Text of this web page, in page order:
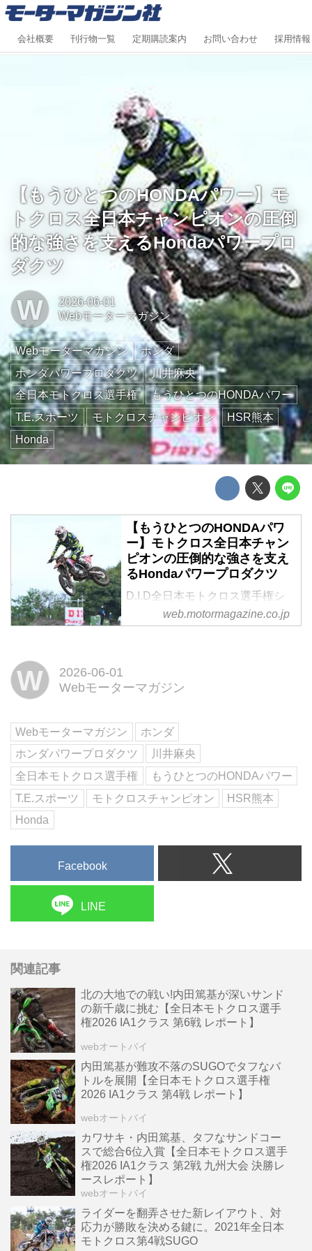
会社概要 刊行物一覧 定期購読案内 お問い合わせ 採用情報
【もうひとつのHONDAパワー】モ
トクロス全日本チャンピオンの圧倒
的な強さを支えるHondaパワープロ
ダクツ
W
2026-06-01
Webモーターマガジン
Webモーターマガジン
ホンダ
ホンダパワープロダクツ
川井麻央
全日本モトクロス選手権
もうひとつのHONDAパワー
T.E.スポーツ
モトクロスチャンピオン
HSR熊本
Honda
【もうひとつのHONDAパワ
ー】モトクロス全日本チャン
ピオンの圧倒的な強さを支え
るHondaパワープロダクツ
D.I.D全日本モトクロス選手権シ
リーズ レディースクラスを長く
勝ち続けているチャンピオンが川
な女王の強さを支え続けているの
Hondaパワープロダクツなのであ
る...
web.motormagazine.co.jp
W
2026-06-01
Webモーターマガジン
Webモーターマガジン
ホンダ
ホンダパワープロダクツ
川井麻央
全日本モトクロス選手権
もうひとつのHONDAパワー
T.E.スポーツ
モトクロスチャンピオン
HSR熊本
Honda
Facebook
LINE
関連記事
北の大地での戦い!内田篤基が深いサンド
の新千歳に挑む【全日本モトクロス選手
権2026 IA1クラス 第6戦 レポート】
webオートバイ
内田篤基が難攻不落のSUGOでタフなバ
トルを展開【全日本モトクロス選手権
2026 IA1クラス 第4戦 レポート】
webオートバイ
カワサキ・内田篤基、タフなサンドコー
スで総合6位入賞【全日本モトクロス選手
権2026 IA1クラス 第2戦 九州大会 決勝レ
ースレポート】
webオートバイ
ライダーを翻弄させた新レイアウト、対
応力が勝敗を決める鍵に。2021年全日本
モトクロス第4戦SUGO